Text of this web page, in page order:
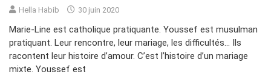
Hella Habib 30 juin 2020
Marie-Line est catholique pratiquante. Youssef est musulman
pratiquant. Leur rencontre, leur mariage, les difficultés… Ils
racontent leur histoire d’amour. C’est l’histoire d’un mariage
mixte. Youssef est